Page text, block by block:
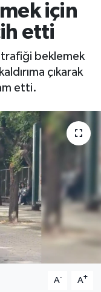
için
etti
trafiği beklemek
çıkarak
etti.
A- A+
ve Fikstür